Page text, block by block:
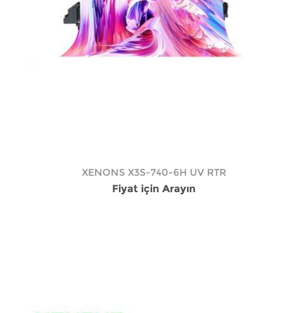
XENONS X3S-740-6H UV RTR
Fiyat için Arayın